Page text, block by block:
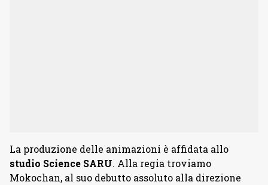
La produzione delle animazioni è affidata allo
studio Science SARU. Alla regia troviamo
Mokochan, al suo debutto assoluto alla direzione